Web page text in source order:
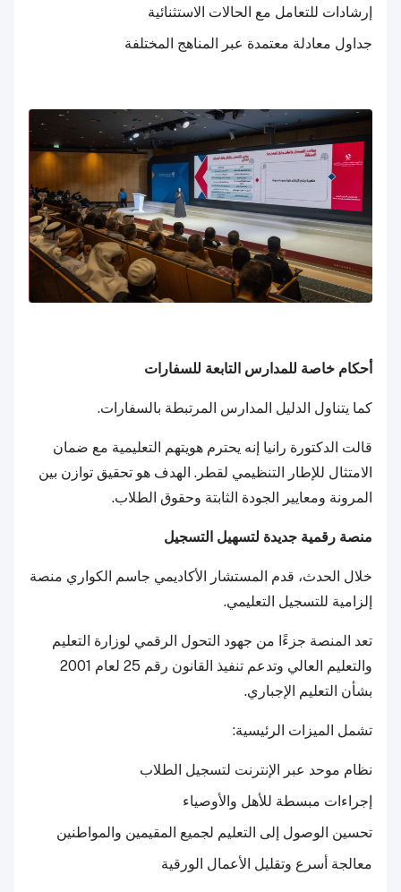
إرشادات للتعامل مع الحالات الاستثنائية
جداول معادلة معتمدة عبر المناهج المختلفة
أحكام خاصة للمدارس التابعة للسفارات
كما يتناول الدليل المدارس المرتبطة بالسفارات.
قالت الدكتورة رانيا إنه يحترم هويتهم التعليمية مع ضمان
الامتثال للإطار التنظيمي لقطر. الهدف هو تحقيق توازن بين
المرونة ومعايير الجودة الثابتة وحقوق الطلاب.
منصة رقمية جديدة لتسهيل التسجيل
خلال الحدث، قدم المستشار الأكاديمي جاسم الكواري منصة
إلزامية للتسجيل التعليمي.
تعد المنصة جزءًا من جهود التحول الرقمي لوزارة التعليم
والتعليم العالي وتدعم تنفيذ القانون رقم 25 لعام 2001
بشأن التعليم الإجباري.
تشمل الميزات الرئيسية:
نظام موحد عبر الإنترنت لتسجيل الطلاب
إجراءات مبسطة للأهل والأوصياء
تحسين الوصول إلى التعليم لجميع المقيمين والمواطنين
معالجة أسرع وتقليل الأعمال الورقية